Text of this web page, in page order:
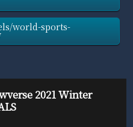
world-sports-
2021 Winter